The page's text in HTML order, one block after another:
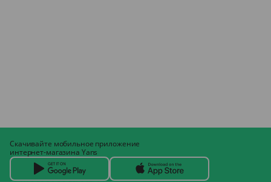
Скачивайте мобильное приложение
интернет-магазина Yans